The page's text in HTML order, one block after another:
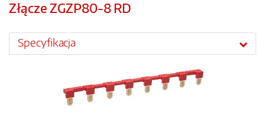
Złącze ZGZP80-8 RD
Specyfikacja